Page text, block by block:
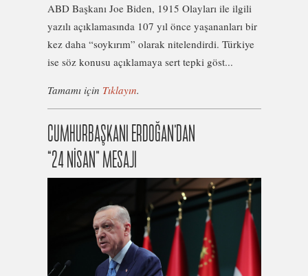
ABD Başkanı Joe Biden, 1915 Olayları ile ilgili
yazılı açıklamasında 107 yıl önce yaşananları bir
kez daha “soykırım” olarak nitelendirdi. Türkiye
ise söz konusu açıklamaya sert tepki göst...
Tamamı için Tıklayın.
CUMHURBAŞKANI ERDOĞAN’DAN
“24 NİSAN” MESAJI